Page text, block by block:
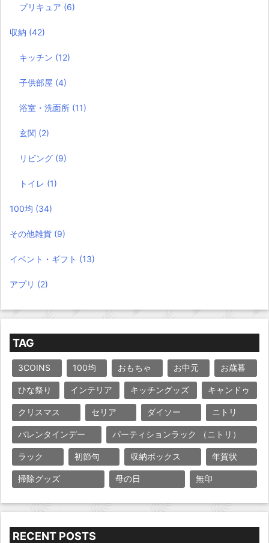
プリキュア (6)
収納 (42)
キッチン (12)
子供部屋 (4)
浴室・洗面所 (11)
玄関 (2)
リビング (9)
トイレ (1)
100均 (34)
その他雑貨 (9)
イベント・ギフト (13)
アプリ (2)
TAG
3COINS 100均 おもちゃ お中元 お歳暮
ひな祭り インテリア キッチングッズ キャンドゥ
クリスマス セリア ダイソー ニトリ
バレンタインデー パーティションラック （ニトリ）
ラック 初節句 収納ボックス 年賀状
掃除グッズ 母の日 無印
RECENT POSTS